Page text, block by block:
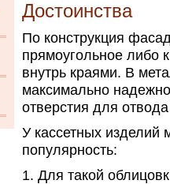
Достоинства
По конструкция
прямоугольное либо
внутрь краями. В
максимально
отверстия для
У кассетных изделий
популярность:
Для такой